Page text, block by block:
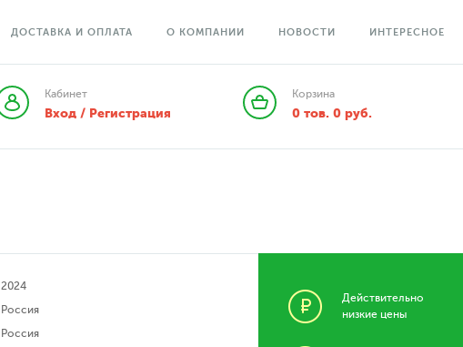
ДОСТАВКА И ОПЛАТА О КОМПАНИИ НОВОСТИ ИНТЕРЕСНОЕ
Кабинет
Вход / Регистрация
Корзина
0 тов. 0руб.
2024
Россия
Россия
Действительно
низкие цены